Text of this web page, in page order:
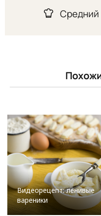
Средний
Видеорецепт: ленивые
вареники